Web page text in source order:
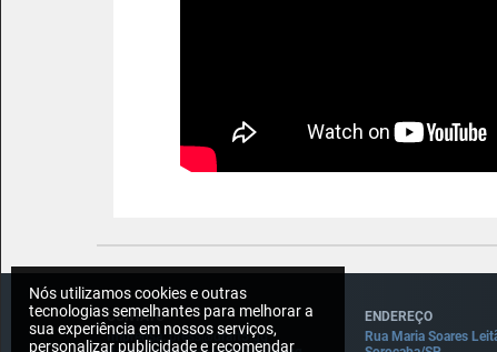
Nós utilizamos cookies e outras
tecnologias semelhantes para melhorar a
sua experiência em nossos serviços,
personalizar publicidade e recomendar
CONTATO
Imprensa: press@draft5.gg
ENDEREÇO
Rua Maria Soares